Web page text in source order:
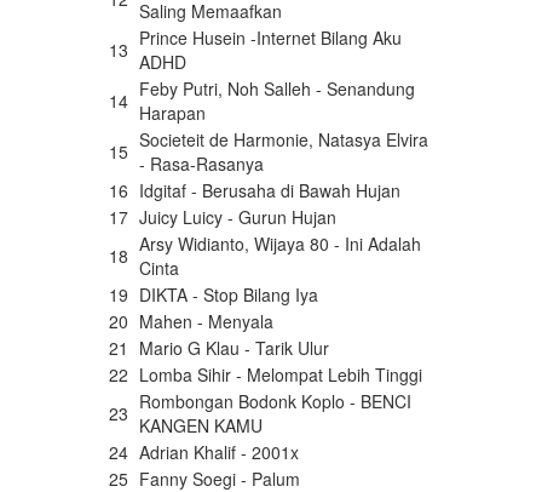
Saling Memaafkan
13 Prince Husein -Internet Bilang Aku
ADHD
14 Feby Putri, Noh Salleh - Senandung
Harapan
15 Societeit de Harmonie, Natasya Elvira
- Rasa-Rasanya
16 Idgitaf - Berusaha di Bawah Hujan
17 Juicy Luicy - Gurun Hujan
18 Arsy Widianto, Wijaya 80 - Ini Adalah
Cinta
19 DIKTA - Stop Bilang Iya
20 Mahen - Menyala
21
Mario G Klau - Tarik Ulur
22 Lomba Sihir - Melompat Lebih Tinggi
23 Rombongan Bodonk Koplo - BENCI
KANGEN KAMU
24 Adrian Khalif - 2001x
25 Fanny Soegi - Palum